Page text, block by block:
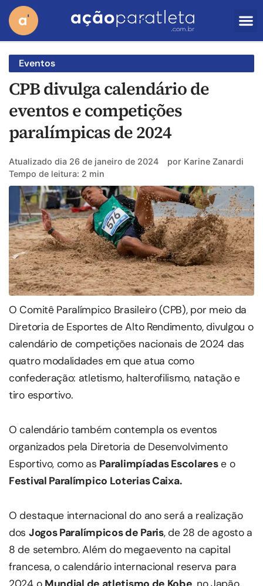
Eventos
CPB divulga calendário de
eventos e competições
paralímpicas de 2024
Atualizado dia 26 de janeiro de 2024 por Karine Zanardi
Tempo de leitura: 2 min
O Comitê Paralímpico Brasileiro (CPB), por meio da
Diretoria de Esportes de Alto Rendimento, divulgou o
calendário de competições nacionais de 2024 das
quatro modalidades em que atua como
confederação: atletismo, halterofilismo, natação e
tiro esportivo.
O calendário também contempla os eventos
organizados pela Diretoria de Desenvolvimento
Esportivo, como as Paralimpíadas Escolarese o
Festival Paralímpico Loterias Caixa.
O destaque internacional do ano será a realização
dos Jogos Paralímpicos de Paris, de 28 de agosto a
8 de setembro. Além do megaevento na capital
francesa, o calendário internacional reserva para